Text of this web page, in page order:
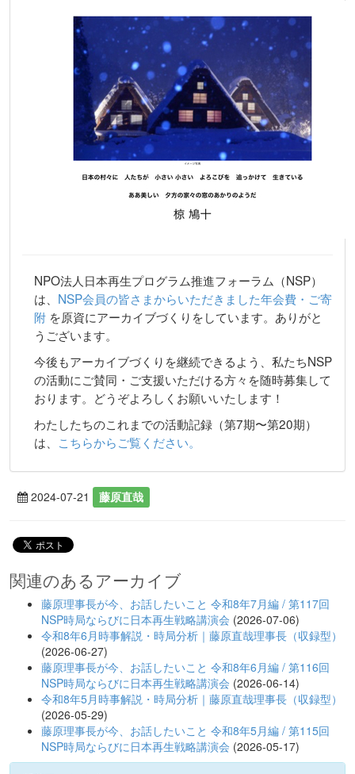
NPO法人日本再生プログラム推進フォーラム（NSP）
は、 NSP会員の皆さまからいただきました年会費・ご寄
附 を原資にアーカイブづくりをしています。ありがと
うございます。
今後もアーカイブづくりを継続できるよう、私たちNSP
の活動にご賛同・ご支援いただける方々を随時募集して
おります。どうぞよろしくお願いいたします！
わたしたちのこれまでの活動記録（第7期〜第20期）
は、 こちらからご覧ください。
2024-07-21 藤原直哉
関連のあるアーカイブ
藤原理事長が今、お話したいこと 令和8年7月編 / 第117回
NSP時局ならびに日本再生戦略講演会 (2026-07-06)
令和8年6月時事解説・時局分析｜藤原直哉理事長（収録型）
(2026-06-27)
藤原理事長が今、お話したいこと 令和8年6月編 / 第116回
NSP時局ならびに日本再生戦略講演会 (2026-06-14)
令和8年5月時事解説・時局分析｜藤原直哉理事長（収録型）
(2026-05-29)
藤原理事長が今、お話したいこと 令和8年5月編 / 第115回
NSP時局ならびに日本再生戦略講演会 (2026-05-17)